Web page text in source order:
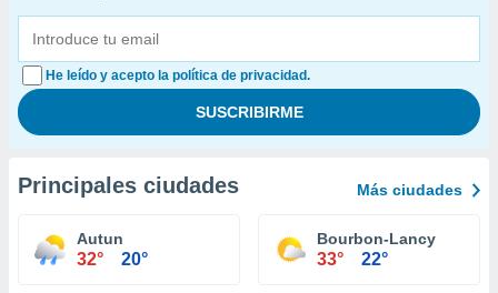
He leído y acepto la política de privacidad.
Principales ciudades Más ciudades
Autun
32° 20°
Bourbon-Lancy
33° 22°